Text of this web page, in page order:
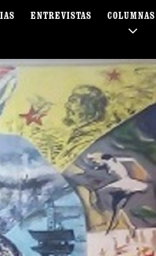
ENTREVISTAS COLUMNAS